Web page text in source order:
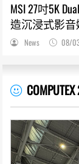
MSI 27吋5K
造沉浸式影
News 08/